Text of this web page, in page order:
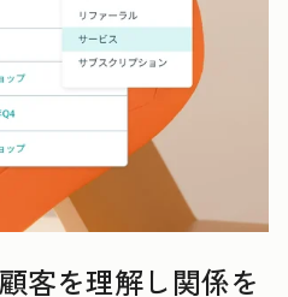
客を理解し関係を